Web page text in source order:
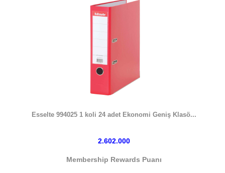
Esselte 994025 1 koli 24 adet Ekonomi Geniş Klasö...
2.602.000
Membership Rewards Puanı